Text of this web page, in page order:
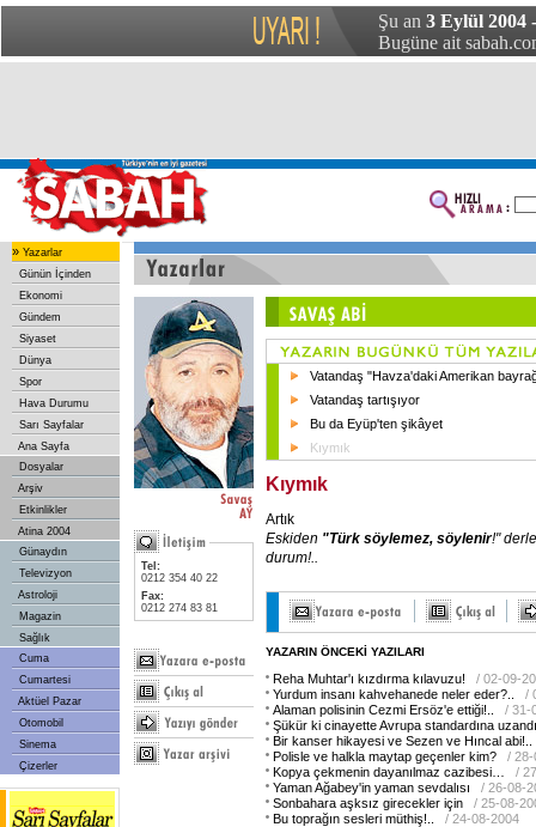
Şu an 3 Eylül 2004
Bugüne ait
» Yazarlar
Günün İçinden
Ekonomi
Gündem
Siyaset
Dünya
Spor
Hava Durumu
Sarı Sayfalar
Ana Sayfa
Dosyalar
Arşiv
Etkinlikler
Atina 2004
Günaydın
Televizyon
Astroloji
Magazin
Sağlık
Cuma
Cumartesi
Aktüel Pazar
Otomobil
Sinema
Çizerler
Tel:
0212 354 40 22
Fax:
0212 274 83 81
Vatandaş "Havza'daki Amerikan
Vatandaş tartışıyor
Bu da Eyüp'ten şikâyet
Kıymık
Kıymık
Artık
Eskiden "Türk söylemez, söylenir!"
durum!..
YAZARIN ÖNCEKİ YAZILARI
Reha Muhtar'ı kızdırma kılavuzu!
/ 02-09-
Yurdum insanı kahvehanede neler eder?..
/
Alaman polisinin Cezmi Ersöz'e ettiği!..
/ 31-
Şükür ki cinayette Avrupa standardına
Bir kanser hikayesi ve Sezen ve Hıncal abi!..
Polisle ve halkla maytap geçenler kim?
/ 28-
Kopya çekmenin dayanılmaz cazibesi…
/
Yaman Ağabey'in yaman sevdalısı
/ 26-08-
Sonbahara aşksız girecekler için
/ 25-08-
Bu toprağın sesleri müthiş!..
/ 24-08-2004